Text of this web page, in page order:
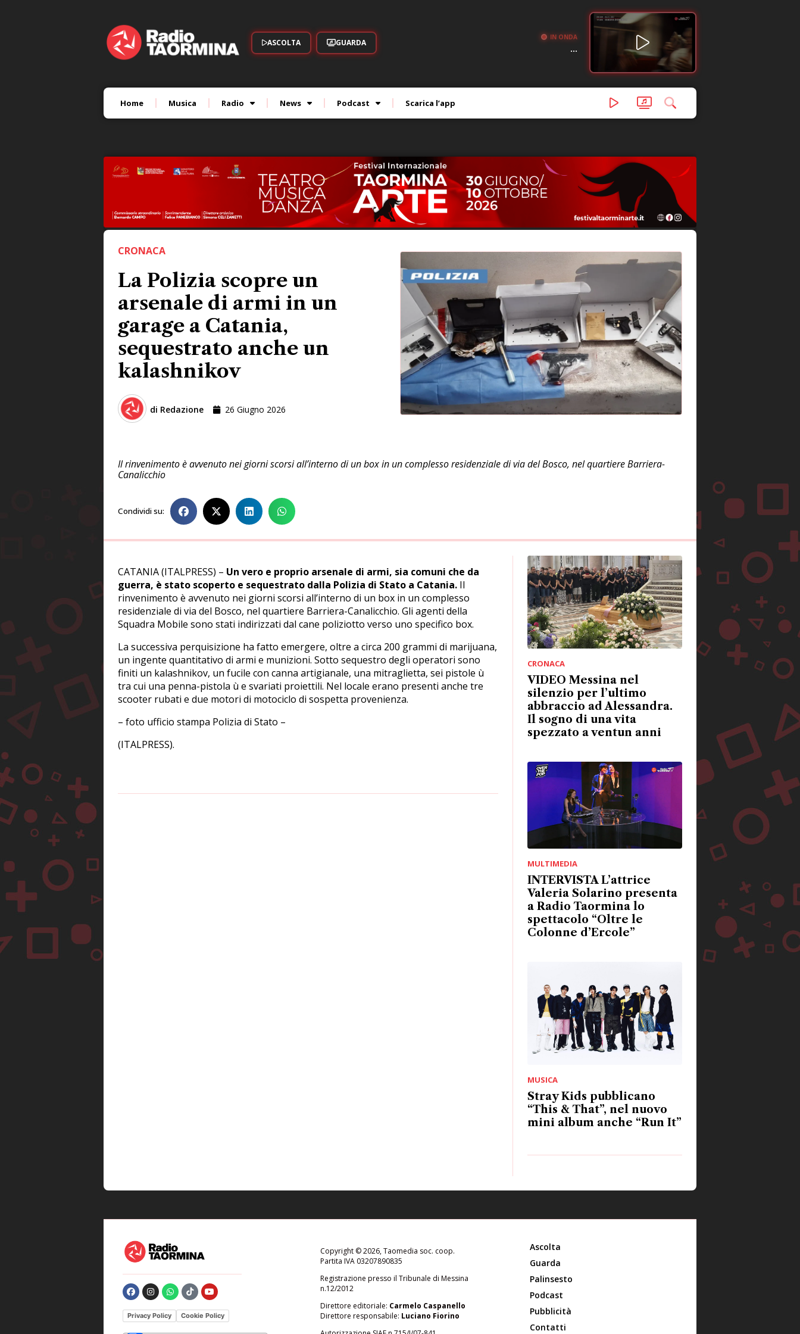
ASCOLTA GUARDA
IN ONDA
...
Home Musica Radio News Podcast Scarica l’app
CRONACA
La Polizia scopre un
arsenale di armi in un
garage a Catania,
sequestrato anche un
kalashnikov
di Redazione 26 Giugno 2026
Il rinvenimento è avvenuto nei giorni scorsi all’interno di un box in un complesso residenziale di via del Bosco, nel quartiere Barriera-
Canalicchio
Condividi su:
CATANIA (ITALPRESS) – Un vero e proprio arsenale di armi, sia comuni che da
guerra, è stato scoperto e sequestrato dalla Polizia di Stato a Catania. Il
rinvenimento è avvenuto nei giorni scorsi all’interno di un box in un complesso
residenziale di via del Bosco, nel quartiere Barriera-Canalicchio. Gli agenti della
Squadra Mobile sono stati indirizzati dal cane poliziotto verso uno specifico box.
La successiva perquisizione ha fatto emergere, oltre a circa 200 grammi di marijuana,
un ingente quantitativo di armi e munizioni. Sotto sequestro degli operatori sono
finiti un kalashnikov, un fucile con canna artigianale, una mitraglietta, sei pistole ù
tra cui una penna-pistola ù e svariati proiettili. Nel locale erano presenti anche tre
scooter rubati e due motori di motociclo di sospetta provenienza.
– foto ufficio stampa Polizia di Stato –
(ITALPRESS).
CRONACA
VIDEO Messina nel
silenzio per l’ultimo
abbraccio ad Alessandra.
Il sogno di una vita
spezzato a ventun anni
MULTIMEDIA
INTERVISTA L’attrice
Valeria Solarino presenta
a Radio Taormina lo
spettacolo “Oltre le
Colonne d’Ercole”
MUSICA
Stray Kids pubblicano
“This & That”, nel nuovo
mini album anche “Run It”
Privacy Policy Cookie Policy
Copyright © 2026, Taomedia soc. coop.
Partita IVA 03207890835
Registrazione presso il Tribunale di Messina
n.12/2012
Direttore editoriale: Carmelo Caspanello
Direttore responsabile: Luciano Fiorino
Ascolta
Guarda
Palinsesto
Podcast
Pubblicità
Contatti